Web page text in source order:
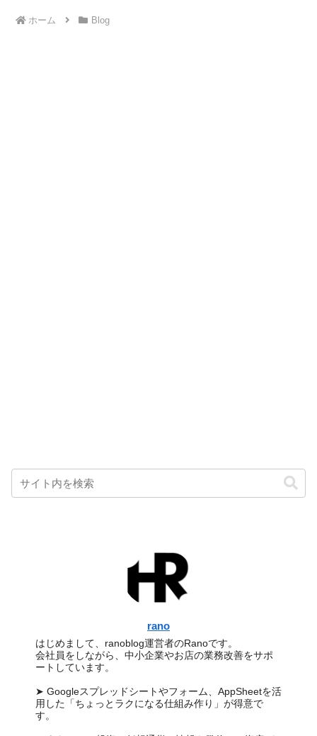
ホーム Blog
rano
はじめまして、ranoblog運営者のRanoです。
会社員をしながら、中小企業やお店の業務改善をサポ
ートしています。
➤ Googleスプレッドシートやフォーム、AppSheetを活
用した「ちょっとラクになる仕組み作り」が得意で
す。